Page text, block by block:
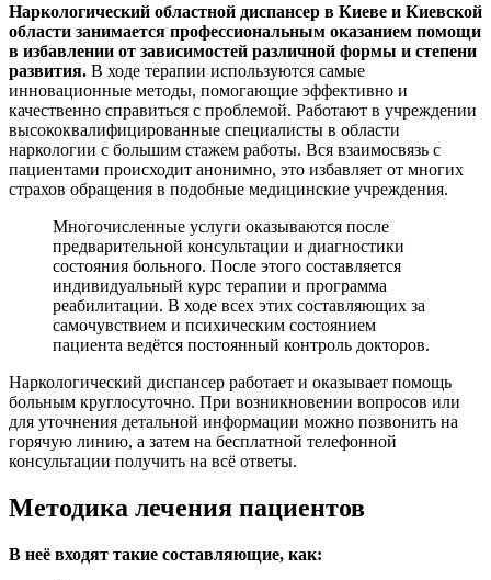
Наркологический областной диспансер в Киеве и Киевской
области занимается профессиональным оказанием помощи
в избавлении от зависимостей различной формы и степени
развития. В ходе терапии используются самые
инновационные методы, помогающие эффективно и
качественно справиться с проблемой. Работают в учреждении
высококвалифицированные специалисты в области
наркологии с большим стажем работы. Вся взаимосвязь с
пациентами происходит анонимно, это избавляет от многих
страхов обращения в подобные медицинские учреждения.
Многочисленные услуги оказываются после
предварительной консультации и диагностики
состояния больного. После этого составляется
индивидуальный курс терапии и программа
реабилитации. В ходе всех этих составляющих за
самочувствием и психическим состоянием
пациента ведётся постоянный контроль докторов.
Наркологический диспансер работает и оказывает помощь
больным круглосуточно. При возникновении вопросов или
для уточнения детальной информации можно позвонить на
горячую линию, а затем на бесплатной телефонной
консультации получить на всё ответы.
Методика лечения пациентов
В неё входят такие составляющие, как: